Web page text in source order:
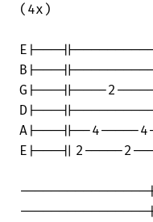
(4x)
E|---
B|---
G|---||----
D|---
A|---||--4-----
E|---||2-----